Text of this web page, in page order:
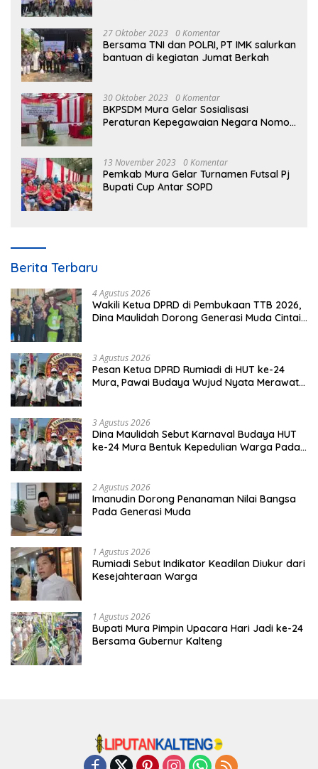
27 Oktober 2023 0 Komentar
Bersama TNI dan POLRI, PT IMK salurkan
bantuan di kegiatan Jumat Berkah
30 Oktober 2023 0 Komentar
BKPSDM Mura Gelar Sosialisasi
Peraturan Kepegawaian Negara Nomor
13 November 2023 0 Komentar
Pemkab Mura Gelar Turnamen Futsal Pj
Bupati Cup Antar SOPD
Berita Terbaru
4 Agustus 2026
Wakili Ketua DPRD di Pembukaan TTB 2026,
Dina Maulidah Dorong Generasi Muda Cintai
3 Agustus 2026
Pesan Ketua DPRD Rumiadi di HUT ke-24
Mura, Pawai Budaya Wujud Nyata Merawat
3 Agustus 2026
Dina Maulidah Sebut Karnaval Budaya HUT
ke-24 Mura Bentuk Kepedulian Warga Pada
2 Agustus 2026
Imanudin Dorong Penanaman Nilai Bangsa
Pada Generasi Muda
1 Agustus 2026
Rumiadi Sebut Indikator Keadilan Diukur dari
Kesejahteraan Warga
1 Agustus 2026
Bupati Mura Pimpin Upacara Hari Jadi ke-24
Bersama Gubernur Kalteng